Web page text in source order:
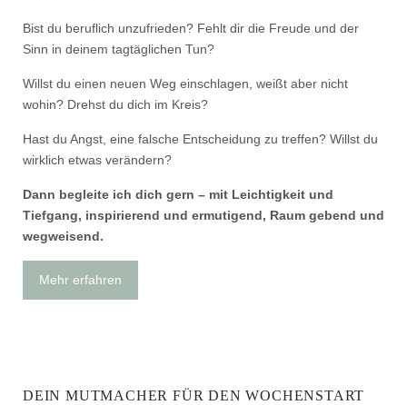
Bist du beruflich unzufrieden? Fehlt dir die Freude und der
Sinn in deinem tagtäglichen Tun?
Willst du einen neuen Weg einschlagen, weißt aber nicht
wohin? Drehst du dich im Kreis?
Hast du Angst, eine falsche Entscheidung zu treffen? Willst du
wirklich etwas verändern?
Dann begleite ich dich gern – mit Leichtigkeit und
Tiefgang, inspirierend und ermutigend, Raum gebend und
wegweisend.
Mehr erfahren
DEIN MUTMACHER FÜR DEN WOCHENSTART